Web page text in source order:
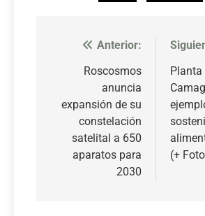
Navegación
entradas
Anterior:
Roscosmos
anuncia
expansión de su
constelación
satelital a 650
aparatos para
2030
Planta
(+